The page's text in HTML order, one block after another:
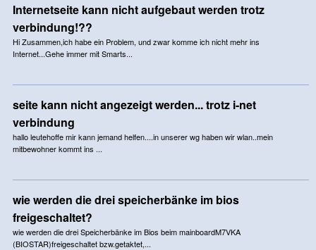
Internetseite kann nicht aufgebaut werden trotz
verbindung!??
Hi Zusammen,ich habe ein Problem, und zwar komme ich nicht mehr ins
Internet...Gehe immer mit Smarts...
seite kann nicht angezeigt werden... trotz i-net
verbindung
hallo leutehoffe mir kann jemand helfen....in unserer wg haben wir wlan..mein
mitbewohner kommt ins ...
wie werden die drei speicherbänke im bios
freigeschaltet?
wie werden die drei Speicherbänke im Bios beim mainboardM7VKA
(BIOSTAR)freigeschaltet bzw.getaktet,...